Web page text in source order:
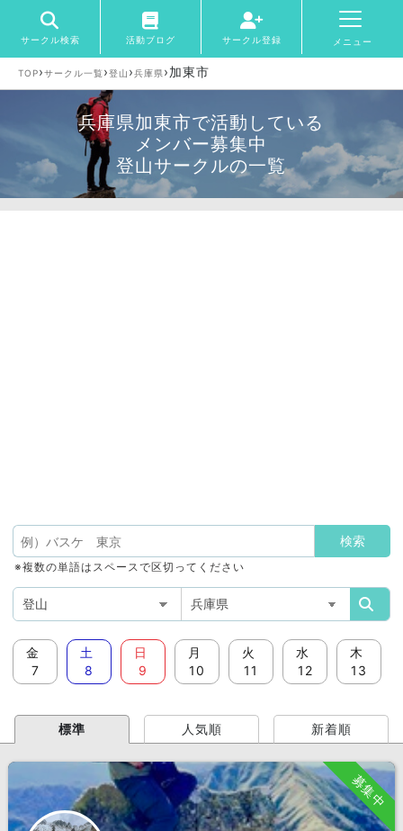
サークル検索 活動ブログ サークル登録 メニュー
TOP›サークル一覧 ›登山 ›兵庫県›加東市
兵庫県加東市で活動している
メンバー募集中
登山サークルの一覧
※複数の単語はスペースで区切ってください
金
7
土
8
日
9
月
10
火
11
水
12
木
13
標準 人気順 新着順
募集中